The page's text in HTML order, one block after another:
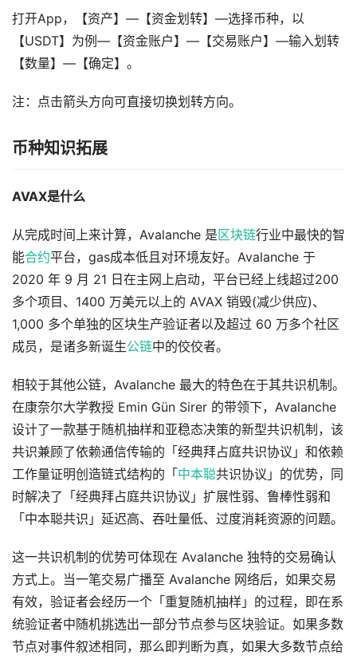
打开App，【资产】—【资金划转】—选择币种，以
【USDT】为例—【资金账户】—【交易账户】—输入划转
【数量】—【确定】。
注：点击箭头方向可直接切换划转方向。
币种知识拓展
AVAX是什么
从完成时间上来计算，Avalanche 是区块链行业中最快的智
能合约平台，gas成本低且对环境友好。Avalanche 于
2020 年 9 月 21 日在主网上启动，平台已经上线超过200
多个项目、1400 万美元以上的 AVAX 销毁(减少供应)、
1,000 多个单独的区块生产验证者以及超过 60 万多个社区
成员，是诸多新诞生公链中的佼佼者。
相较于其他公链，Avalanche 最大的特色在于其共识机制。
在康奈尔大学教授 Emin Gün Sirer 的带领下，Avalanche
设计了一款基于随机抽样和亚稳态决策的新型共识机制，该
共识兼顾了依赖通信传输的「经典拜占庭共识协议」和依赖
工作量证明创造链式结构的「 中本聪共识协议」的优势，同
时解决了「经典拜占庭共识协议」扩展性弱、鲁棒性弱和
「中本聪共识」延迟高、吞吐量低、过度消耗资源的问题。
这一共识机制的优势可体现在 Avalanche 独特的交易确认
方式上。当一笔交易广播至 Avalanche 网络后，如果交易
有效，验证者会经历一个「重复随机抽样」的过程，即在系
统验证者中随机挑选出一部分节点参与区块验证。如果多数
节点对事件叙述相同，那么即判断为真，如果大多数节点给